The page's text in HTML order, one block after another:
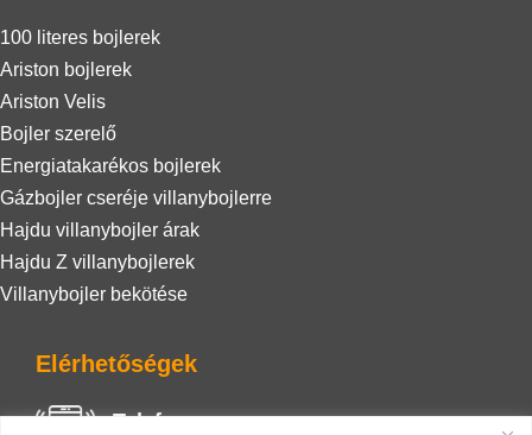
100 literes bojlerek
Ariston bojlerek
Ariston Velis
Bojler szerelő
Energiatakarékos bojlerek
Gázbojler cseréje villanybojlerre
Hajdu villanybojler árak
Hajdu Z villanybojlerek
Villanybojler bekötése
Elérhetőségek
Telefon